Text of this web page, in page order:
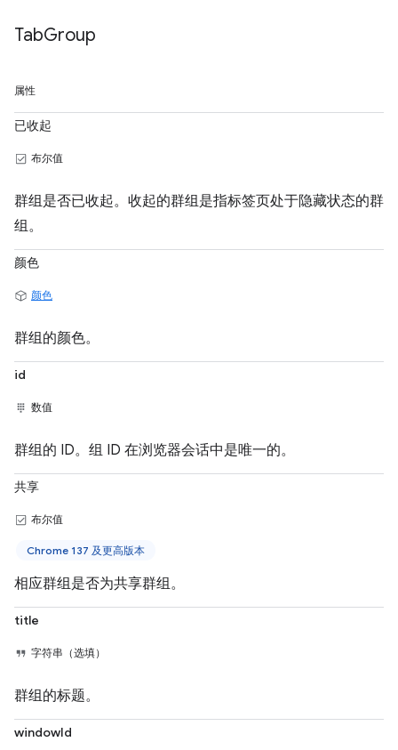
TabGroup
属性
已收起
布尔值
群组是否已收起。收起的群组是指标签页处于隐藏状态的群
组。
颜色
颜色
群组的颜色。
id
数值
群组的 ID。组 ID 在浏览器会话中是唯一的。
共享
布尔值
Chrome 137 及更高版本
相应群组是否为共享群组。
title
字符串（选填）
群组的标题。
windowId